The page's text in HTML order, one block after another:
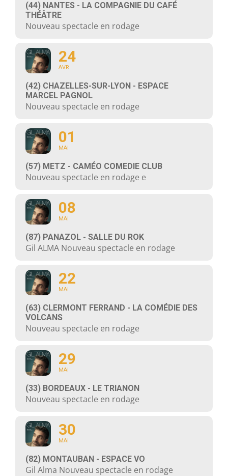
(44) NANTES - LA COMPAGNIE DU CAFÉ
THÉÂTRE
Nouveau spectacle en rodage
24
AVR
(42) CHAZELLES-SUR-LYON - ESPACE
MARCEL PAGNOL
Nouveau spectacle en rodage
01
MAI
(57) METZ - CAMÉO COMEDIE CLUB
Nouveau spectacle en rodage e
08
MAI
(87) PANAZOL - SALLE DU ROK
Gil ALMA Nouveau spectacle en rodage
22
MAI
(63) CLERMONT FERRAND - LA COMÉDIE DES
VOLCANS
Nouveau spectacle en rodage
29
MAI
(33) BORDEAUX - LE TRIANON
Nouveau spectacle en rodage
30
MAI
(82) MONTAUBAN - ESPACE VO
Gil Alma Nouveau spectacle en rodage